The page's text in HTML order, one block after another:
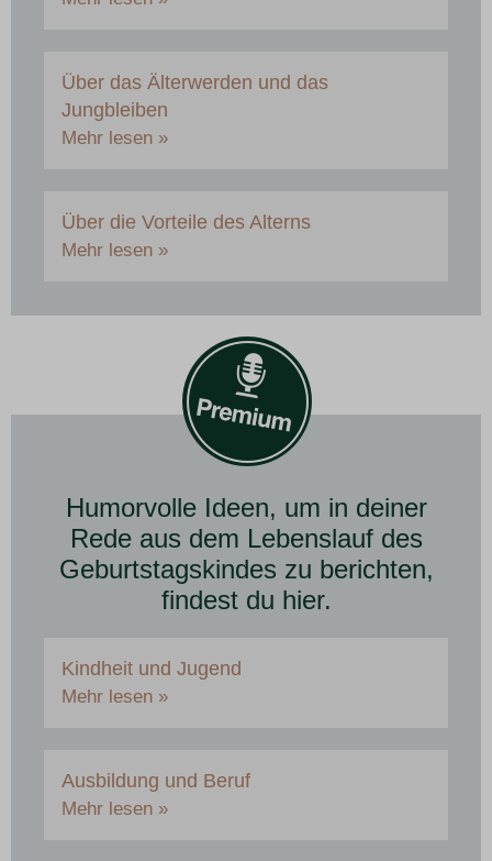
Über das Älterwerden und das
Jungbleiben
Mehr lesen »
Über die Vorteile des Alterns
Mehr lesen »
Humorvolle Ideen, um in deiner
Rede aus dem Lebenslauf des
Geburtstagskindes zu berichten,
findest du hier.
Kindheit und Jugend
Mehr lesen »
Ausbildung und Beruf
Mehr lesen »